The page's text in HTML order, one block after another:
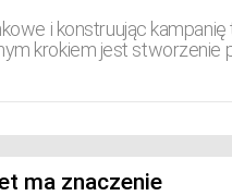
i konstruując
krokiem jest
klocków
od
ma znaczenie